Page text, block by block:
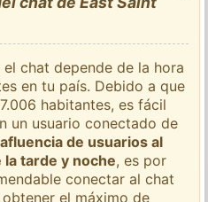
chat depende de la hora
en tu país. Debido a que
habitantes, es fácil
un usuario conectado de
de usuarios al
tarde y noche, es por
conectar al chat
el máximo de